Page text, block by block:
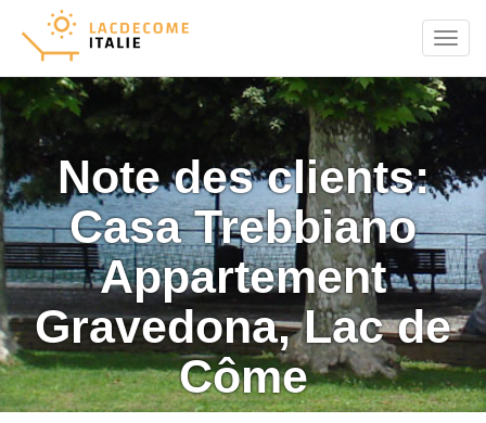
Menu
Note des clients:
Casa Trebbiano
Appartement
Gravedona, Lac de
Côme